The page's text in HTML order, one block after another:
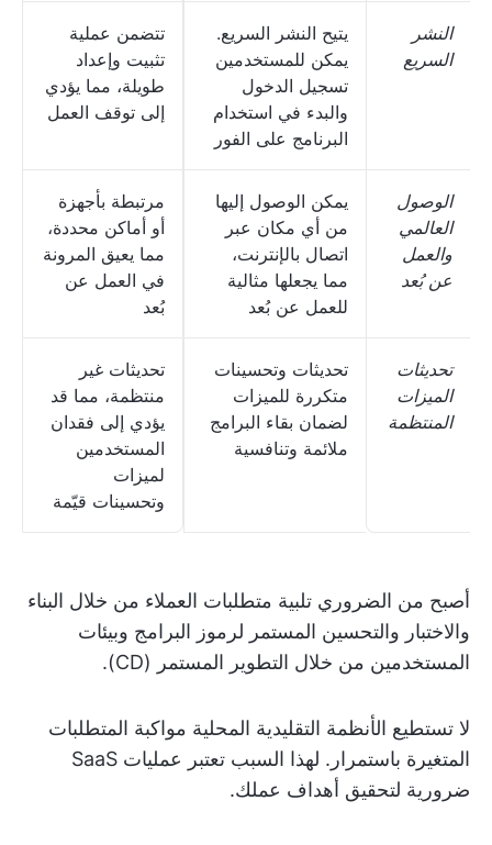
النشر
السريع
يتيح النشر السريع.
يمكن للمستخدمين
تسجيل الدخول
والبدء في استخدام
البرنامج على الفور
تتضمن عملية
تثبيت وإعداد
طويلة، مما يؤدي
إلى توقف العمل
الوصول
العالمي
والعمل
عن بُعد
يمكن الوصول إليها
من أي مكان عبر
اتصال بالإنترنت،
مما يجعلها مثالية
للعمل عن بُعد
مرتبطة بأجهزة
أو أماكن محددة،
مما يعيق المرونة
في العمل عن
بُعد
تحديثات
الميزات
المنتظمة
تحديثات وتحسينات
متكررة للميزات
لضمان بقاء البرامج
ملائمة وتنافسية
تحديثات غير
منتظمة، مما قد
يؤدي إلى فقدان
المستخدمين
لميزات
وتحسينات قيّمة
أصبح من الضروري تلبية متطلبات العملاء من خلال البناء
والاختبار والتحسين المستمر لرموز البرامج وبيئات
المستخدمين من خلال التطوير المستمر (CD).
لا تستطيع الأنظمة التقليدية المحلية مواكبة المتطلبات
المتغيرة باستمرار. لهذا السبب تعتبر عمليات SaaS
ضرورية لتحقيق أهداف عملك.